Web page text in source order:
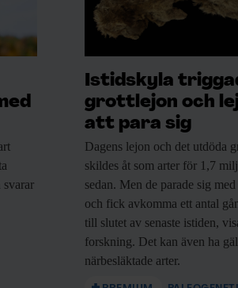
svarar
Istidskyla
grottlejon och
att para sig
Dagens lejon och det utdöda
skildes åt som arter för 1,7
sedan. Men de parade sig
och fick avkomma ett antal
till slutet av senaste istiden,
forskning. Det kan även ha
närbesläktade arter.